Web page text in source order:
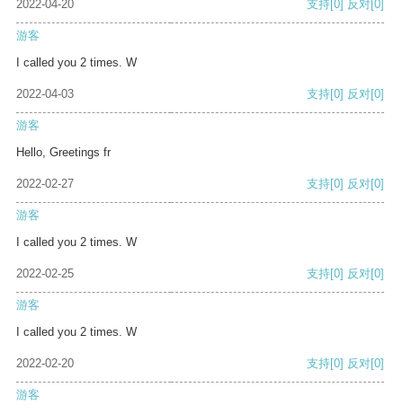
2022-04-20 支持 [0] 反对 [0]
游客
I called you 2 times. W
2022-04-03 支持[0] 反对[0]
游客
Hello, Greetings fr
2022-02-27 支持[0] 反对[0]
游客
I called you 2 times. W
2022-02-25 支持[0] 反对[0]
游客
I called you 2 times. W
2022-02-20 支持[0] 反对[0]
游客